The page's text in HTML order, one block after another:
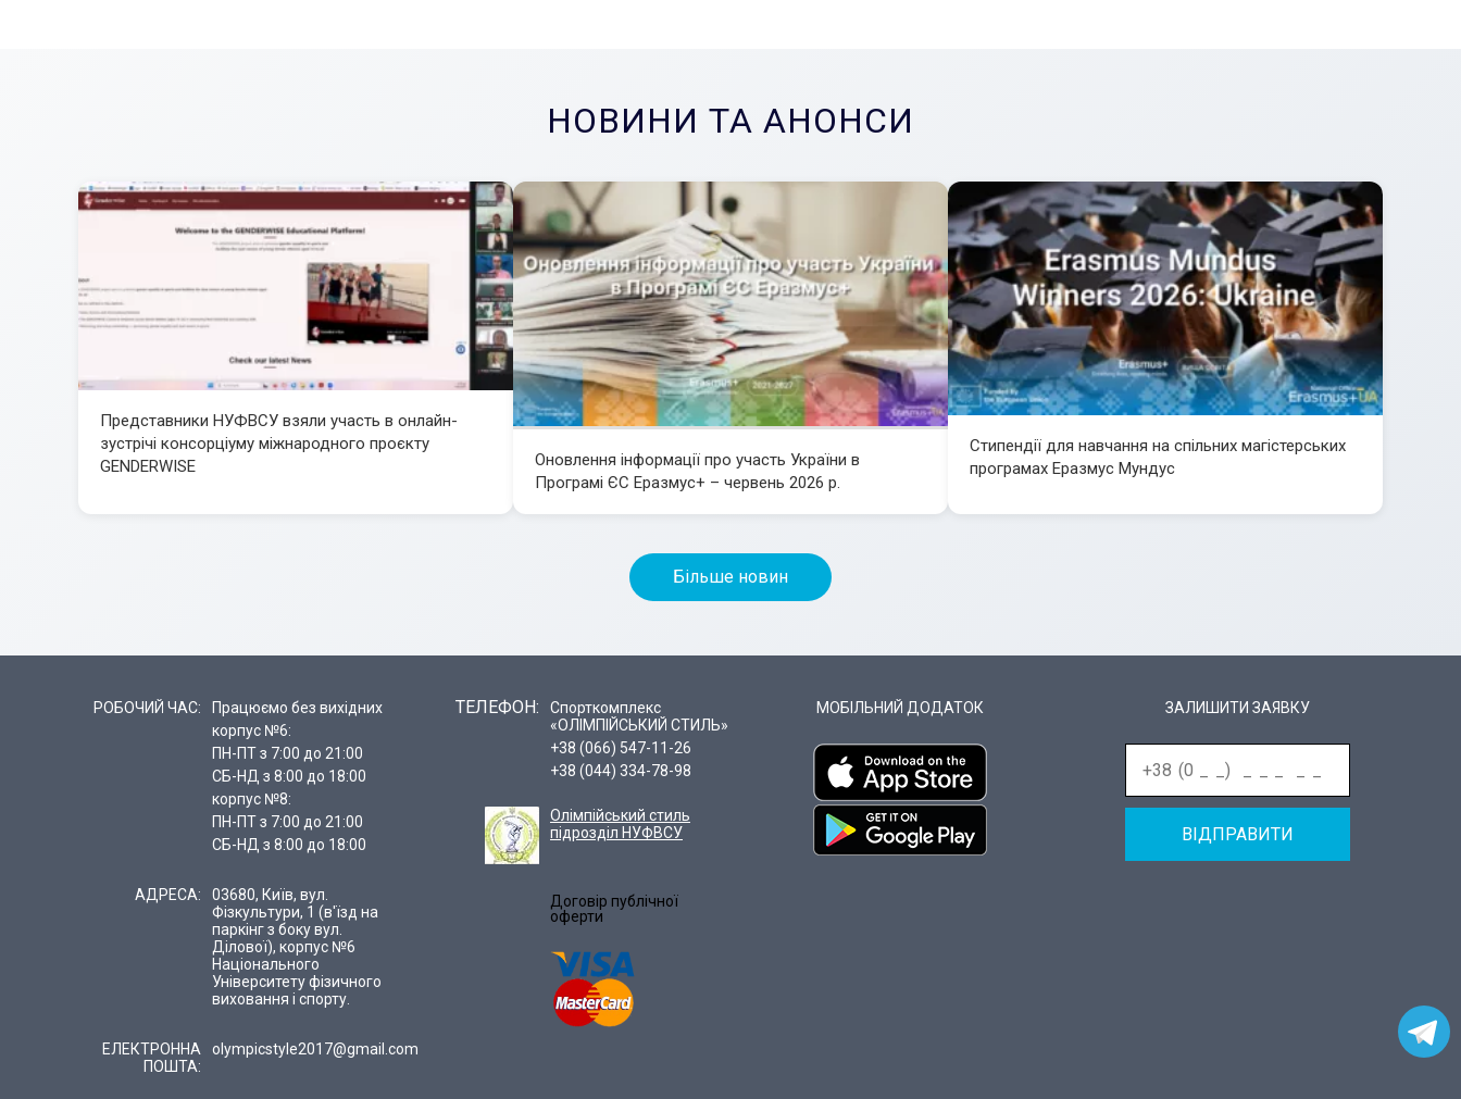
НОВИНИ ТА АНОНСИ
Представники НУФВСУ взяли участь в онлайн-
зустрічі консорціуму міжнародного проєкту
GENDERWISE
Оновлення інформації про участь України в
Програмі ЄС Еразмус+ – червень 2026 р.
Стипендії для навчання на спільних магістерських
програмах Еразмус Мундус
Більше новин
РОБОЧИЙ ЧАС:
Працюємо без вихідних
корпус №6:
ПН-ПТ з 7:00 до 21:00
СБ-НД з 8:00 до 18:00
корпус №8:
ПН-ПТ з 7:00 до 21:00
СБ-НД з 8:00 до 18:00
АДРЕСА:
03680, Київ, вул.
Фізкультури, 1 (в'їзд на
паркінг з боку вул.
Ділової), корпус №6
Національного
Університету фізичного
виховання і спорту.
ЕЛЕКТРОННА
ПОШТА:
olympicstyle2017@gmail.com
ТЕЛЕФОН:
Спорткомплекс
«ОЛІМПІЙСЬКИЙ СТИЛЬ»
+38 (066) 547-11-26
+38 (044) 334-78-98
Олімпійський стиль
підрозділ НУФВСУ
Договір публічної
оферти
МОБІЛЬНИЙ ДОДАТОК ЗАЛИШИТИ ЗАЯВКУ
ВІДПРАВИТИ